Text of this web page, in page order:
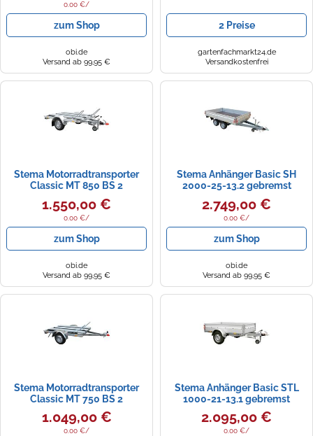
0.00 €/
zum Shop
obi.de
Versand ab 99,95 €
2 Preise
gartenfachmarkt24.de
Versandkostenfrei
Stema Motorradtransporter
Classic MT 850 BS 2
1.550,00 €
0.00 €/
zum Shop
obi.de
Versand ab 99,95 €
Stema Anhänger Basic SH
2000-25-13.2 gebremst
2.749,00 €
0.00 €/
zum Shop
obi.de
Versand ab 99,95 €
Stema Motorradtransporter
Classic MT 750 BS 2
1.049,00 €
0.00 €/
Stema Anhänger Basic STL
1000-21-13.1 gebremst
2.095,00 €
0.00 €/